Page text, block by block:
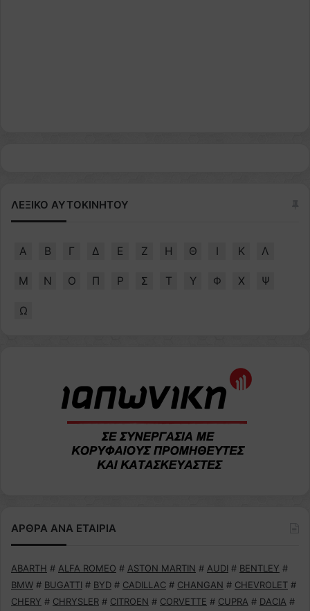
ΛΕΞΙΚΟ ΑΥΤΟΚΙΝΗΤΟΥ
Α Β Γ Δ Ε Ζ Η Θ Ι Κ Λ
Μ Ν Ο Π Ρ Σ Τ Υ Φ Χ Ψ
Ω
ΑΡΘΡΑ ΑΝΑ ΕΤΑΙΡΙΑ
ABARTH # ALFA ROMEO # ASTON MARTIN # AUDI # BENTLEY #
BMW # BUGATTI # BYD # CADILLAC # CHANGAN # CHEVROLET #
CHERY # CHRYSLER # CITROEN # CORVETTE # CUPRA # DACIA #